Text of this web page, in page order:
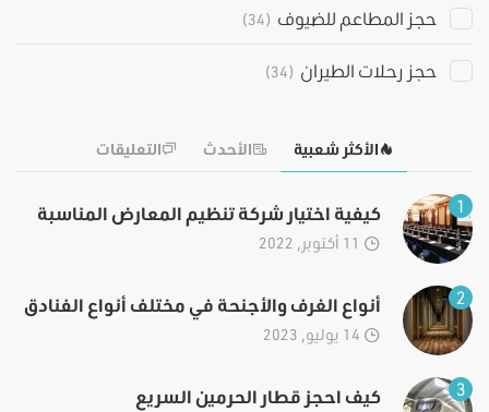
حجز المطاعم للضيوف (34)
حجز رحلات الطيران (34)
الأكثر شعبية الأحدث التعليقات
1 كيفية اختيار شركة تنظيم المعارض المناسبة
2 أنواع الغرف والأجنحة في مختلف أنواع الفنادق
3 كيف احجز قطار الحرمين السريع